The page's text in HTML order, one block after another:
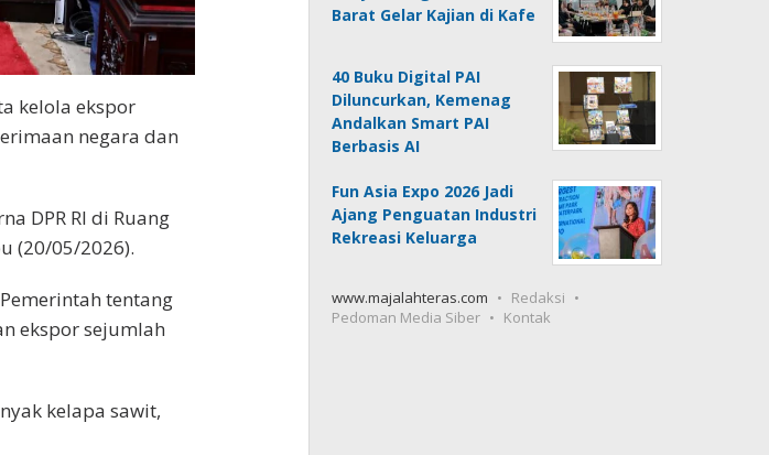
kelola ekspor
negara dan
DPR RI di Ruang
(20/05/2026).
tentang
ekspor sejumlah
kelapa sawit,
Barat Gelar Kajian di Kafe
40 Buku Digital PAI
Diluncurkan, Kemenag
Andalkan Smart PAI
Berbasis AI
Fun Asia Expo 2026 Jadi
Ajang Penguatan Industri
Rekreasi Keluarga
www.majalahteras.com
Redaksi
Pedoman Media Siber
Kontak